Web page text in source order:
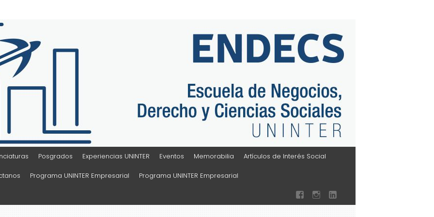
Posgrados Experiencias UNINTER Eventos Memorabilia Artículos de Interés Social
Programa UNINTER Empresarial Programa UNINTER Empresarial